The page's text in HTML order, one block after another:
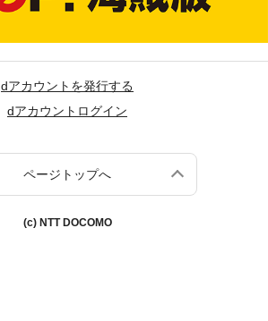
dアカウントを発行する
dアカウントログイン
ページトップへ
(c) NTT DOCOMO